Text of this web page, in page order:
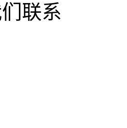
联系